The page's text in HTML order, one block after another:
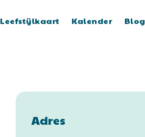
Leefstijlkaart Kalender Blog
Adres